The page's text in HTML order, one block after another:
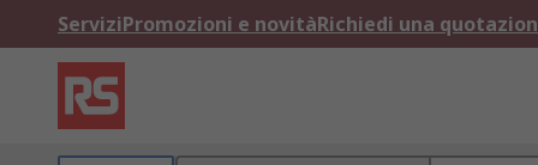
ServiziPromozioni e novitàRichiedi una